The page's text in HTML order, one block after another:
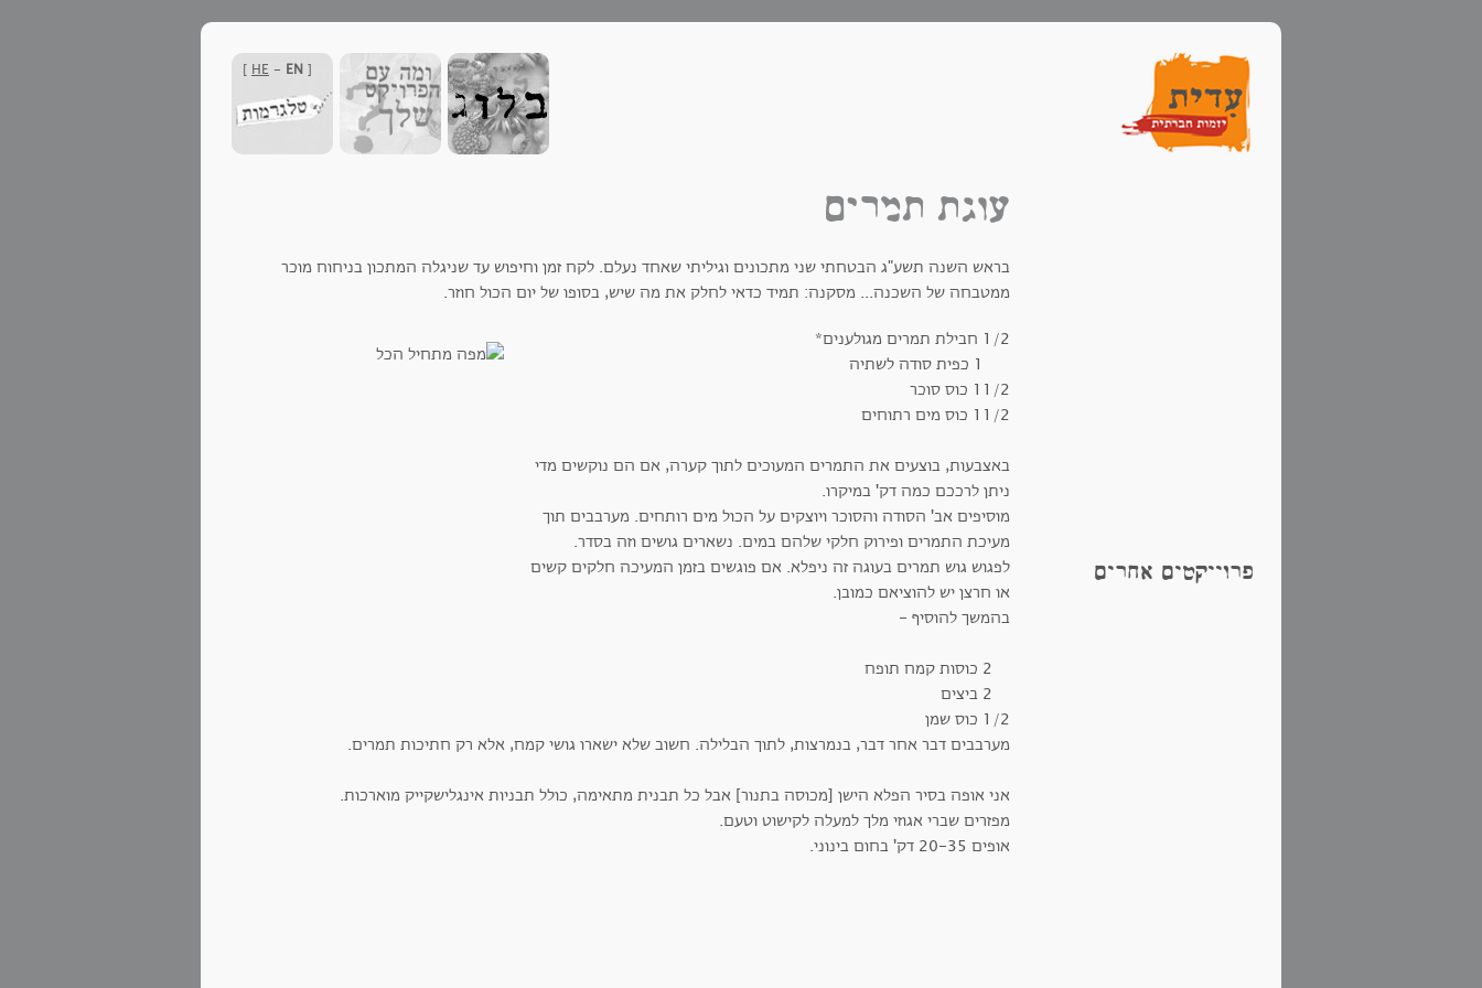
[
HE - EN
]
פרוייקטים אחרים
עוגת תמרים
בראש השנה תשע"ג הבטחתי שני מתכונים וגיליתי שאחד נעלם. לקח זמן וחיפוש עד שניגלה המתכון בניחוח מוכר
ממטבחה של השכנה... מסקנה: תמיד כדאי לחלק את מה שיש, בסופו של יום הכול חוזר.
1/2 חבילת תמרים מגולענים*
11/2 כוס סוכר
11/2 כוס מים רתוחים
באצבעות, בוצעים את התמרים המעוכים לתוך קערה, אם הם נוקשים מדי
ניתן לרככם כמה דק' במיקרו.
מוסיפים אב' הסודה והסוכר ויוצקים על הכול מים רותחים. מערבבים תוך
מעיכת התמרים ופירוק חלקי שלהם במים. נשארים גושים וזה בסדר.
לפגוש גוש תמרים בעוגה זה ניפלא. אם פוגשים בזמן המעיכה חלקים קשים
או חרצן יש להוציאם כמובן.
בהמשך להוסיף -
1/2 כוס שמן
מערבבים דבר אחר דבר, בנמרצות, לתוך הבלילה. חשוב שלא ישארו גושי קמח, אלא רק חתיכות תמרים.
אני אופה בסיר הפלא הישן [מכוסה בתנור] אבל כל תבנית מתאימה, כולל תבניות אינגלישקייק מוארכות.
מפזרים שברי אגוזי מלך למעלה לקישוט וטעם.
אופים 20-35 דק' בחום בינוני.